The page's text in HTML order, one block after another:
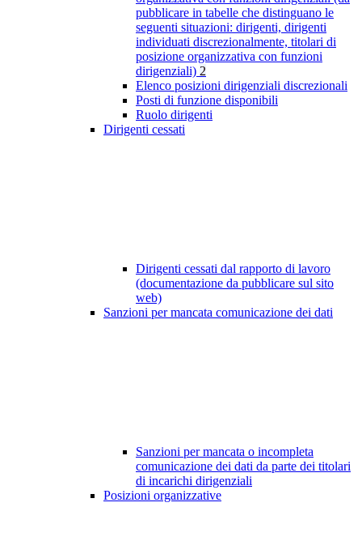
pubblicare in tabelle che distinguano le
seguenti situazioni: dirigenti, dirigenti
individuati discrezionalmente, titolari di
posizione organizzativa con funzioni
dirigenziali) 2
Elenco posizioni dirigenziali discrezionali
Posti di funzione disponibili
Ruolo dirigenti
Dirigenti cessati
Dirigenti cessati dal rapporto di lavoro
(documentazione da pubblicare sul sito
web)
Sanzioni per mancata comunicazione dei dati
Sanzioni per mancata o incompleta
comunicazione dei dati da parte dei titolari
di incarichi dirigenziali
Posizioni organizzative